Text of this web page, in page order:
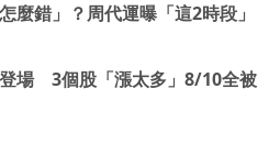
麼錯」？周代運曝「這2時段」
場 3個股「漲太多」8/10全被